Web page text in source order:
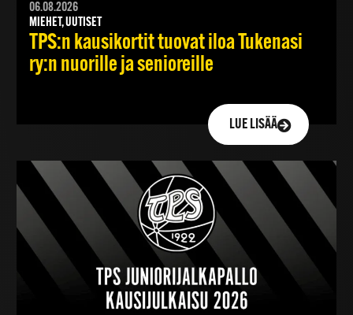
06.08.2026
MIEHET, UUTISET
TPS:n kausikortit tuovat iloa Tukenasi
ry:n nuorille ja senioreille
LUE LISÄÄ